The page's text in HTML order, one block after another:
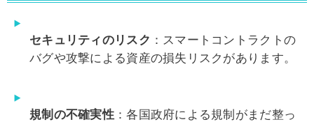
セキュリティのリスク ：スマートコントラクトの
バグや攻撃による資産の損失リスクがあります。
規制の不確実性：各国政府による規制がまだ整っ